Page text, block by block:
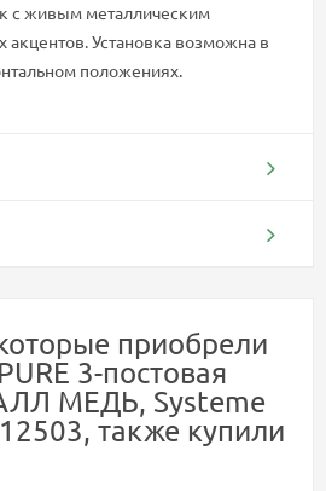
с живым металлическим
Установка возможна в
положениях.
приобрели
3-постовая
МЕДЬ, Systeme
также купили